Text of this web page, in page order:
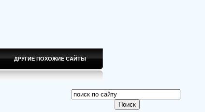
ДРУГИЕ ПОХОЖИЕ САЙТЫ